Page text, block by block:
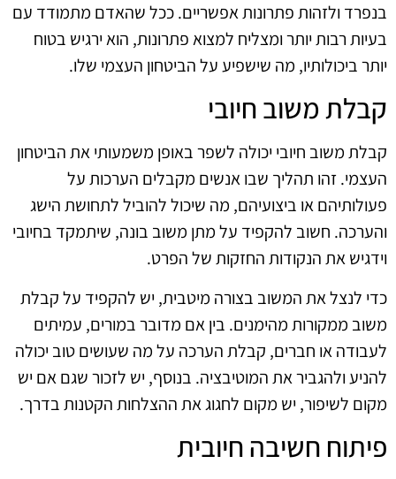
בנפרד ולזהות פתרונות אפשריים. ככל שהאדם מתמודד עם
בעיות רבות יותר ומצליח למצוא פתרונות, הוא ירגיש בטוח
יותר ביכולותיו, מה שישפיע על הביטחון העצמי שלו.
קבלת משוב חיובי
קבלת משוב חיובי יכולה לשפר באופן משמעותי את הביטחון
העצמי. זהו תהליך שבו אנשים מקבלים הערכות על
פעולותיהם או ביצועיהם, מה שיכול להוביל לתחושת הישג
והערכה. חשוב להקפיד על מתן משוב בונה, שיתמקד בחיובי
וידגיש את הנקודות החזקות של הפרט.
כדי לנצל את המשוב בצורה מיטבית, יש להקפיד על קבלת
משוב ממקורות מהימנים. בין אם מדובר במורים, עמיתים
לעבודה או חברים, קבלת הערכה על מה שעושים טוב יכולה
להניע ולהגביר את המוטיבציה. בנוסף, יש לזכור שגם אם יש
מקום לשיפור, יש מקום לחגוג את ההצלחות הקטנות בדרך.
פיתוח חשיבה חיובית